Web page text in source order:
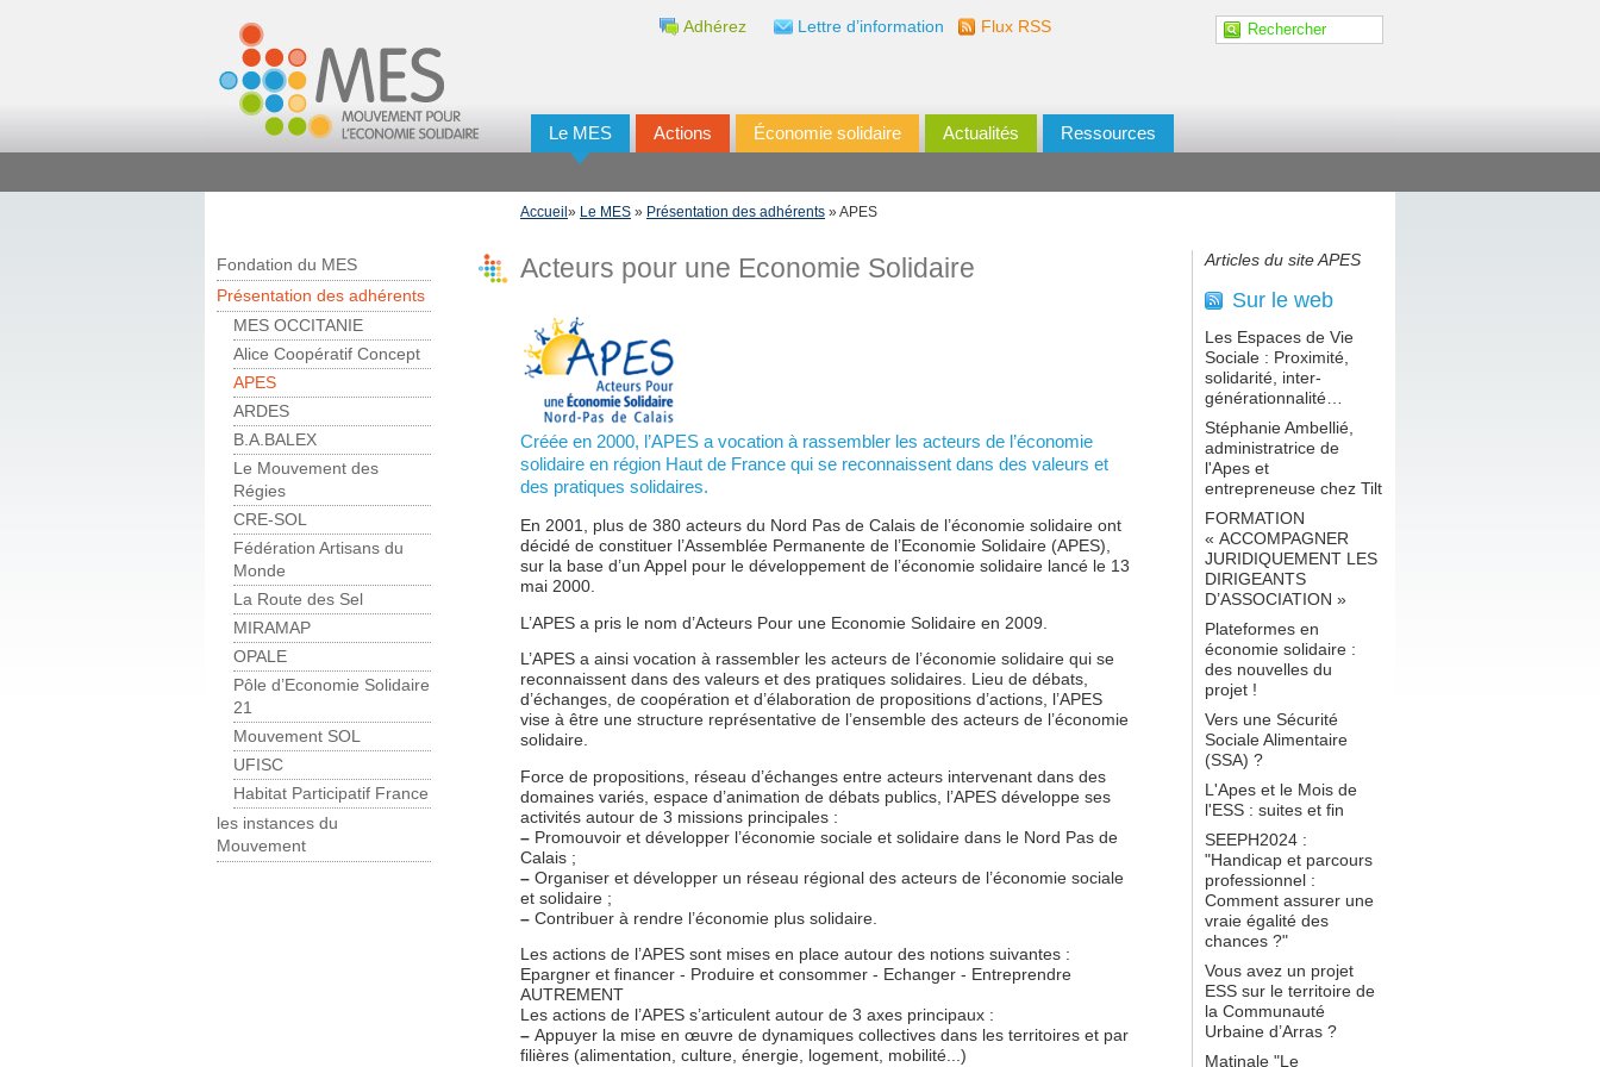
Le MES Actions Économie solidaire Actualités Ressources
Lettre d’information
Adhérez Flux RSS
Accueil » Le MES » Présentation des adhérents » APES
Fondation du MES
Présentation des adhérents
MES OCCITANIE
Alice Coopératif Concept
APES
ARDES
B.A.BALEX
Le Mouvement des
Régies
CRE-SOL
Fédération Artisans du
Monde
La Route des Sel
MIRAMAP
OPALE
Pôle d’Economie Solidaire
21
Mouvement SOL
UFISC
Habitat Participatif France
les instances du
Mouvement
Acteurs pour une Economie Solidaire
Créée en 2000, l’APES a vocation à rassembler les acteurs de l’économie
solidaire en région Haut de France qui se reconnaissent dans des valeurs et
des pratiques solidaires.
En 2001, plus de 380 acteurs du Nord Pas de Calais de l’économie solidaire ont
décidé de constituer l’Assemblée Permanente de l’Economie Solidaire (APES),
sur la base d’un Appel pour le développement de l’économie solidaire lancé le 13
mai 2000.
L’APES a pris le nom d’Acteurs Pour une Economie Solidaire en 2009.
L’APES a ainsi vocation à rassembler les acteurs de l’économie solidaire qui se
reconnaissent dans des valeurs et des pratiques solidaires. Lieu de débats,
d’échanges, de coopération et d’élaboration de propositions d’actions, l’APES
vise à être une structure représentative de l’ensemble des acteurs de l’économie
solidaire.
Force de propositions, réseau d’échanges entre acteurs intervenant dans des
domaines variés, espace d’animation de débats publics, l’APES développe ses
activités autour de 3 missions principales :
– Promouvoir et développer l’économie sociale et solidaire dans le Nord Pas de
Calais ;
– Organiser et développer un réseau régional des acteurs de l’économie sociale
et solidaire ;
– Contribuer à rendre l’économie plus solidaire.
Les actions de l’APES sont mises en place autour des notions suivantes :
Epargner et financer - Produire et consommer - Echanger - Entreprendre
AUTREMENT
Les actions de l’APES s’articulent autour de 3 axes principaux :
– Appuyer la mise en œuvre de dynamiques collectives dans les territoires et par
filières (alimentation, culture, énergie, logement, mobilité...)
Articles du site APES
Sur le web
Les Espaces de Vie
Sociale : Proximité,
solidarité, inter-
générationnalité…
Stéphanie Ambellié,
administratrice de
l'Apes et
entrepreneuse chez Tilt
FORMATION
« ACCOMPAGNER
JURIDIQUEMENT LES
DIRIGEANTS
D’ASSOCIATION »
Plateformes en
économie solidaire :
des nouvelles du
projet !
Vers une Sécurité
Sociale Alimentaire
(SSA) ?
L'Apes et le Mois de
l'ESS : suites et fin
SEEPH2024 :
"Handicap et parcours
professionnel :
Comment assurer une
vraie égalité des
chances ?"
Vous avez un projet
ESS sur le territoire de
la Communauté
Urbaine d’Arras ?
Matinale "Le